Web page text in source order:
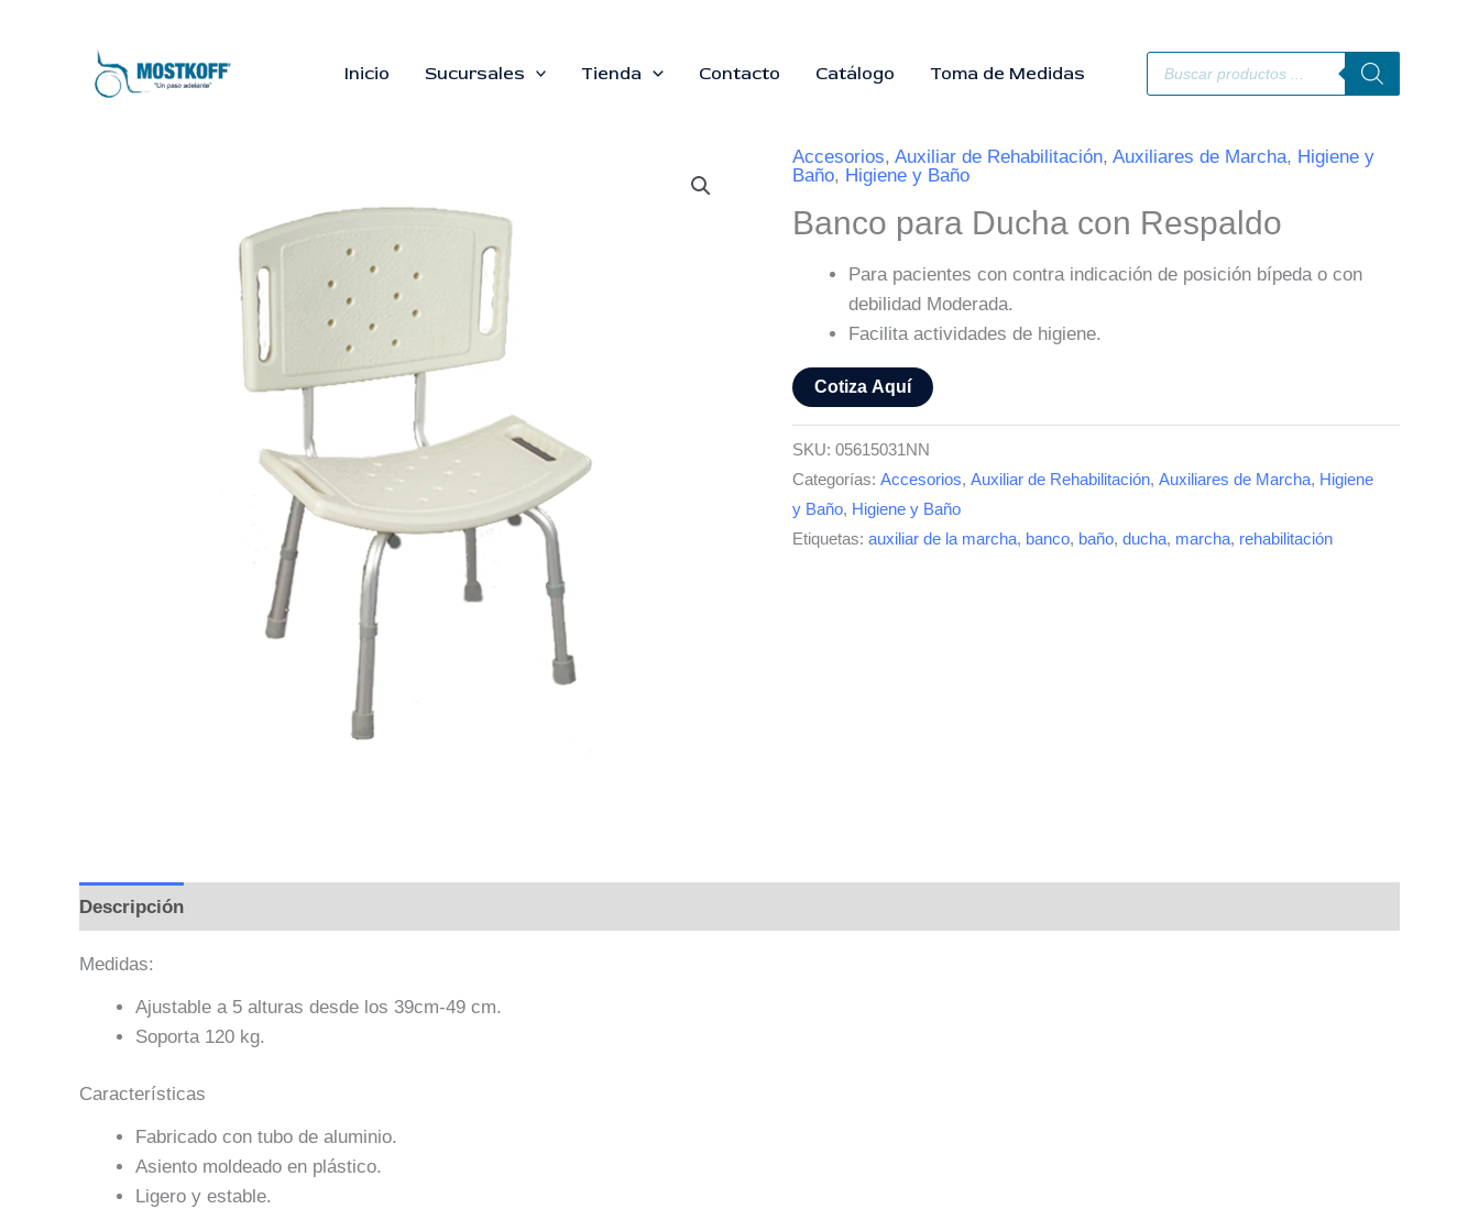
Inicio Sucursales Tienda Contacto Catálogo Toma de Medidas
Búsqueda
Accesorios, Auxiliar de Rehabilitación, Auxiliares de Marcha, Higiene y
Baño, Higiene y Baño
Banco para Ducha con Respaldo
Para pacientes con contra indicación de posición bípeda o con
debilidad Moderada.
Facilita actividades de higiene.
Cotiza Aquí
SKU: 05615031NN
Categorías: Accesorios, Auxiliar de Rehabilitación, Auxiliares de Marcha, Higiene
y Baño, Higiene y Baño
Etiquetas: auxiliar de la marcha, banco, baño, ducha, marcha, rehabilitación
Descripción
Medidas:
Ajustable a 5 alturas desde los 39cm-49 cm.
Soporta 120 kg.
Características
Fabricado con tubo de aluminio.
Asiento moldeado en plástico.
Ligero y estable.